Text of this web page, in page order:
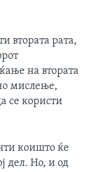
втората рата,
на втората
мислење,
се користи
коишто ќе
дел. Но, и од